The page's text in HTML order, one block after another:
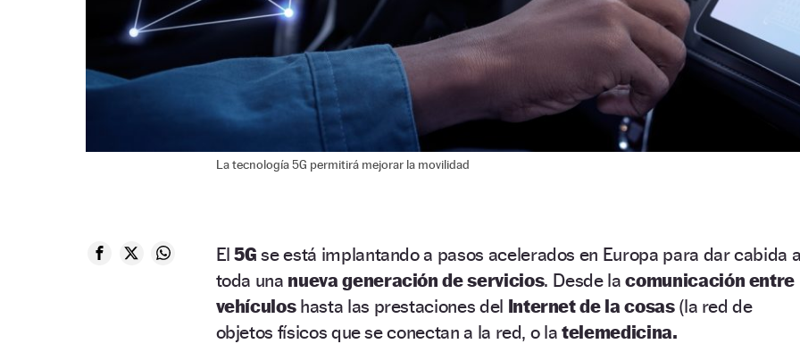
La tecnología 5G permitirá mejorar la movilidad
El5G se está implantando a pasos acelerados en Europa para dar cabida
toda una nueva generación de servicios. Desde lacomunicación entre
vehículoshasta las prestaciones del Internet de la cosas(la red de
objetos físicos que se conectan a la red, o latelemedicina.